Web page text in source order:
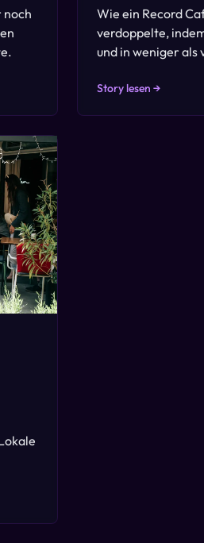
noch
Wie ein Record
verdoppelte,
und in weniger als
Story lesen →